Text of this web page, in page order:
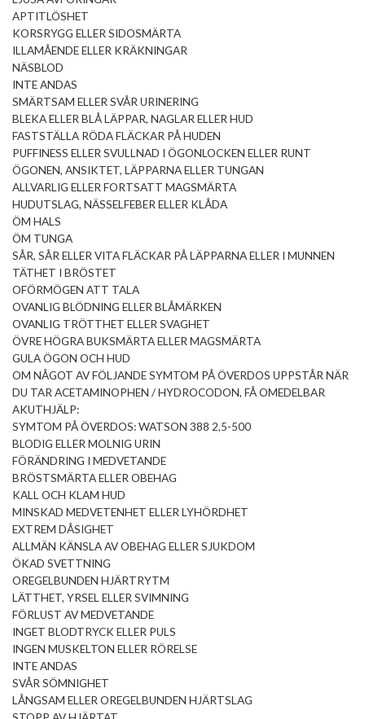
APTITLÖSHET
KORSRYGG ELLER SIDOSMÄRTA
ILLAMÅENDE ELLER KRÄKNINGAR
NÄSBLOD
INTE ANDAS
SMÄRTSAM ELLER SVÅR URINERING
BLEKA ELLER BLÅ LÄPPAR, NAGLAR ELLER HUD
FASTSTÄLLA RÖDA FLÄCKAR PÅ HUDEN
PUFFINESS ELLER SVULLNAD I ÖGONLOCKEN ELLER RUNT
ÖGONEN, ANSIKTET, LÄPPARNA ELLER TUNGAN
ALLVARLIG ELLER FORTSATT MAGSMÄRTA
HUDUTSLAG, NÄSSELFEBER ELLER KLÅDA
ÖM HALS
ÖM TUNGA
SÅR, SÅR ELLER VITA FLÄCKAR PÅ LÄPPARNA ELLER I MUNNEN
TÄTHET I BRÖSTET
OFÖRMÖGEN ATT TALA
OVANLIG BLÖDNING ELLER BLÅMÄRKEN
OVANLIG TRÖTTHET ELLER SVAGHET
ÖVRE HÖGRA BUKSMÄRTA ELLER MAGSMÄRTA
GULA ÖGON OCH HUD
OM NÅGOT AV FÖLJANDE SYMTOM PÅ ÖVERDOS UPPSTÅR NÄR
DU TAR ACETAMINOPHEN / HYDROCODON, FÅ OMEDELBAR
AKUTHJÄLP:
SYMTOM PÅ ÖVERDOS: WATSON 388 2,5-500
BLODIG ELLER MOLNIG URIN
FÖRÄNDRING I MEDVETANDE
BRÖSTSMÄRTA ELLER OBEHAG
KALL OCH KLAM HUD
MINSKAD MEDVETENHET ELLER LYHÖRDHET
EXTREM DÅSIGHET
ALLMÄN KÄNSLA AV OBEHAG ELLER SJUKDOM
ÖKAD SVETTNING
OREGELBUNDEN HJÄRTRYTM
LÄTTHET, YRSEL ELLER SVIMNING
FÖRLUST AV MEDVETANDE
INGET BLODTRYCK ELLER PULS
INGEN MUSKELTON ELLER RÖRELSE
INTE ANDAS
SVÅR SÖMNIGHET
LÅNGSAM ELLER OREGELBUNDEN HJÄRTSLAG